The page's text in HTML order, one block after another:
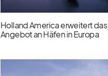
Holland America erweitert das
Angebot an Häfen in Europa